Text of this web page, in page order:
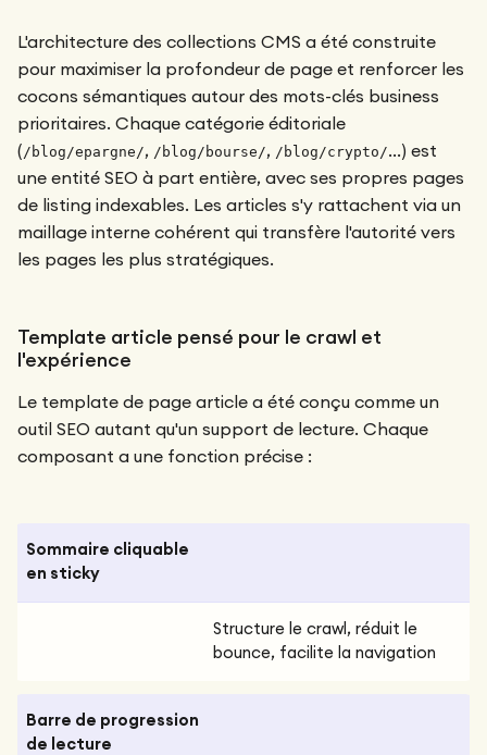
L'architecture des collections CMS a été construite
pour maximiser la profondeur de page et renforcer les
cocons sémantiques autour des mots-clés business
prioritaires. Chaque catégorie éditoriale
(/blog/epargne/, /blog/bourse/, /blog/crypto/…) est
une entité SEO à part entière, avec ses propres pages
de listing indexables. Les articles s'y rattachent via un
maillage interne cohérent qui transfère l'autorité vers
les pages les plus stratégiques.
Template article pensé pour le crawl et
l'expérience
Le template de page article a été conçu comme un
outil SEO autant qu'un support de lecture. Chaque
composant a une fonction précise :
Sommaire cliquable
en sticky
Structure le crawl, réduit le
bounce, facilite la navigation
Barre de progression
de lecture